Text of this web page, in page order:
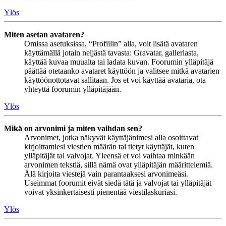
Ylös
Miten asetan avataren?
Omissa asetuksissa, “Profiilin” alla, voit lisätä avataren
käyttämällä jotain neljästä tavasta: Gravatar, galleriasta,
käyttää kuvaa muualta tai ladata kuvan. Foorumin ylläpitäjä
päättää otetaanko avataret käyttöön ja valitsee mitkä avatarien
käyttöönottotavat sallitaan. Jos et voi käyttää avataria, ota
yhteyttä foorumin ylläpitäjään.
Ylös
Mikä on arvonimi ja miten vaihdan sen?
Arvonimet, jotka näkyvät käyttäjänimesi alla osoittavat
kirjoittamiesi viestien määrän tai tietyt käyttäjät, kuten
ylläpitäjät tai valvojat. Yleensä et voi vaihtaa minkään
arvonimen tekstiä, sillä nämä ovat ylläpitäjän määrittelemiä.
Älä kirjoita viestejä vain parantaaksesi arvonimeäsi.
Useimmat foorumit eivät siedä tätä ja valvojat tai ylläpitäjät
voivat yksinkertaisesti pienentää viestilaskuriasi.
Ylös